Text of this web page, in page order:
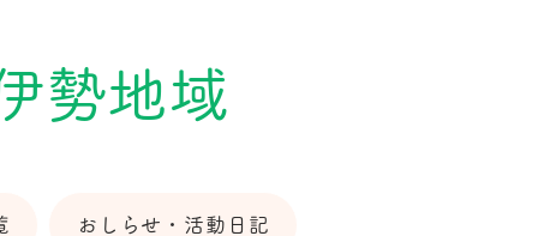
勢地域
おしらせ・活動日記